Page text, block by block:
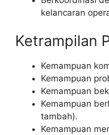
kelancaran
Ketrampilan
Kemampuan
Kemampuan
Kemampuan
Kemampuan
tambah).
Kemampuan